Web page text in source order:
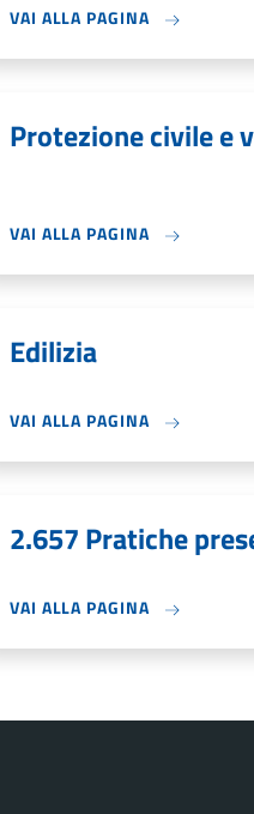
VAI ALLA PAGINA
Protezione civile e
VAI ALLA PAGINA
Edilizia
VAI ALLA PAGINA
2.657 Pratiche
VAI ALLA PAGINA